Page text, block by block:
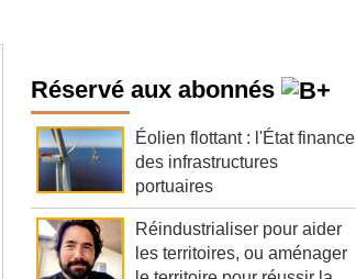
Réservé aux abonnés
Éolien flottant : l'État finance
des infrastructures
portuaires
Réindustrialiser pour aider
les territoires, ou aménager